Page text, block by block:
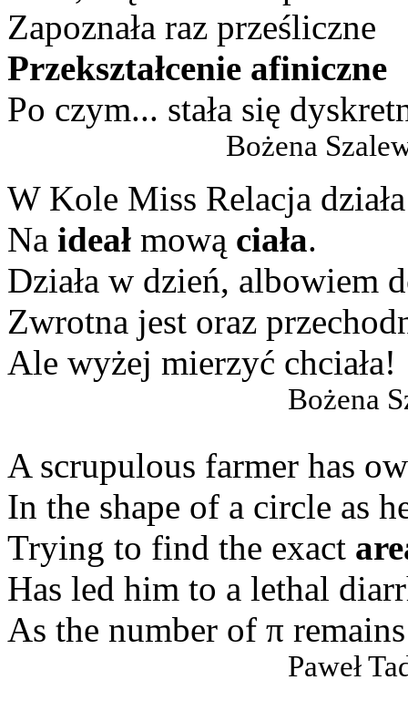
Zapoznała raz prześliczne
Przekształcenie afiniczne
Po czym... stała się
Bożena Szalewicz,
W Kole Miss Relacja działa
Na ideał mową ciała.
Działa w dzień, albowiem
Zwrotna jest oraz
Ale wyżej mierzyć chciała!
Bożena
A scrupulous farmer has
In the shape of a circle as
Trying to find the exact
Has led him to a lethal
As the number of π
Paweł